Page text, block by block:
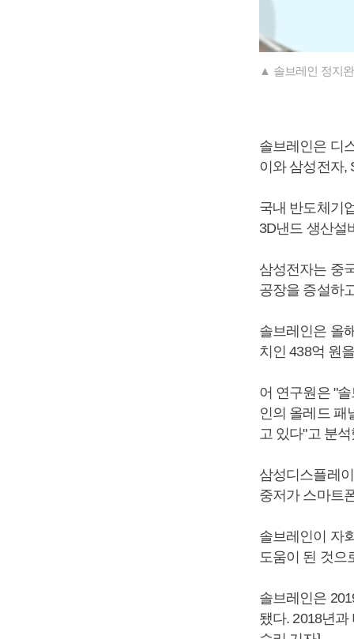
▲ 솔브레인 정지
솔브레인은 디
이와 삼성전자,
국내 반도체기
3D낸드 생산설
삼성전자는 중
공장을 증설하
솔브레인은 올
치인 438억 원
어 연구원은 "
인의 올레드 패
고 있다"고 분
삼성디스플레
중저가 스마트
솔브레인이 자
도움이 된 것으
솔브레인은
됐다. 2018년